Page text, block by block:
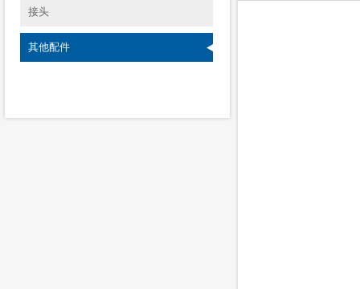
接头
其他配件